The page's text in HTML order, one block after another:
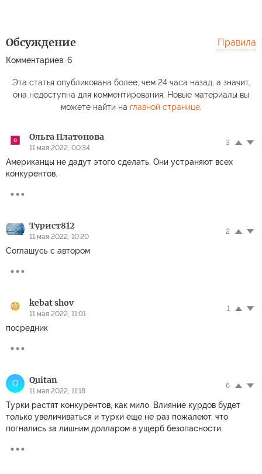
Обсуждение
Комментариев: 6
Правила
Эта статья опубликована более, чем 24 часа назад, а значит,
она недоступна для комментирования. Новые материалы вы
можете найти на главной странице.
Ольга Платонова
11 мая 2022, 00:34
3
Американцы не дадут этого сделать. Они устраняют всех
конкурентов.
Турист812
11 мая 2022, 10:20
2
Соглашусь с автором
kebat shov
11 мая 2022, 11:01
1
посредник
Q Quitan
11 мая 2022, 11:18
6
Турки растят конкурентов, как мило. Влияние курдов будет
только увеличиваться и турки еще не раз пожалеют, что
погнались за лишним долларом в ущерб безопасности.